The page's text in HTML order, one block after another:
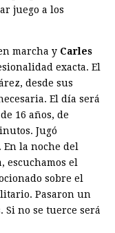
juego a los
marcha y Carles
exacta. El
desde sus
El día será
16 años, de
Jugó
la noche del
escuchamos el
sobre el
Pasaron un
Si no se tuerce será